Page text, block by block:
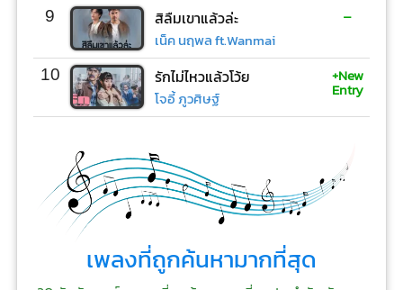
9 สิลืมเขาแล้วล่ะ
เน็ค นฤพล ft.Wanmai
-
10 รักไม่ไหวแล้วโว้ย
โจอี้ ภูวศิษฐ์
+New
Entry
เพลงที่ถูกค้นหามากที่สุด